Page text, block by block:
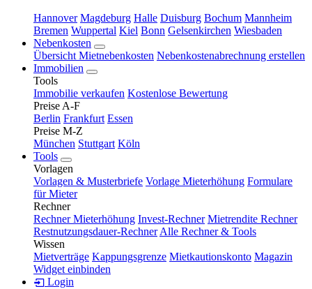
Hannover Magdeburg Halle Duisburg Bochum Mannheim
Bremen Wuppertal Kiel Bonn Gelsenkirchen Wiesbaden
Nebenkosten
Übersicht Mietnebenkosten Nebenkostenabrechnung erstellen
Immobilien
Tools
Immobilie verkaufen Kostenlose Bewertung
Preise A-F
Berlin Frankfurt Essen
Preise M-Z
München Stuttgart Köln
Tools
Vorlagen
Vorlagen & Musterbriefe Vorlage Mieterhöhung Formulare
für Mieter
Rechner
Rechner Mieterhöhung Invest-Rechner Mietrendite Rechner
Restnutzungsdauer-Rechner Alle Rechner & Tools
Wissen
Mietverträge Kappungsgrenze Mietkautionskonto Magazin
Widget einbinden
Login